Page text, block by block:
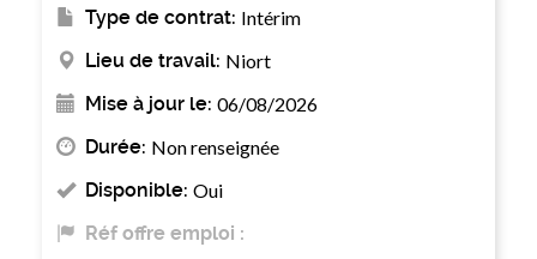
Type de contrat: Intérim
Lieu de travail: Niort
Mise à jour le: 06/08/2026
Durée: Non renseignée
Disponible: Oui
Réf offre emploi :